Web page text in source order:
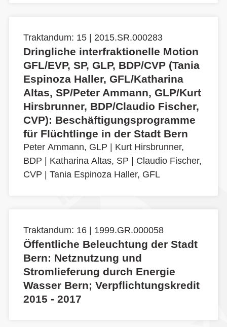
Traktandum: 15 | 2015.SR.000283
Dringliche interfraktionelle Motion
GFL/EVP, SP, GLP, BDP/CVP (Tania
Espinoza Haller, GFL/Katharina
Altas, SP/Peter Ammann, GLP/Kurt
Hirsbrunner, BDP/Claudio Fischer,
CVP): Beschäftigungsprogramme
für Flüchtlinge in der Stadt Bern
Peter Ammann, GLP
Kurt Hirsbrunner,
BDP
Katharina Altas, SP
Claudio Fischer,
CVP
Tania Espinoza Haller, GFL
Traktandum: 16 | 1999.GR.000058
Öffentliche Beleuchtung der Stadt
Bern: Netznutzung und
Stromlieferung durch Energie
Wasser Bern; Verpflichtungskredit
2015 - 2017